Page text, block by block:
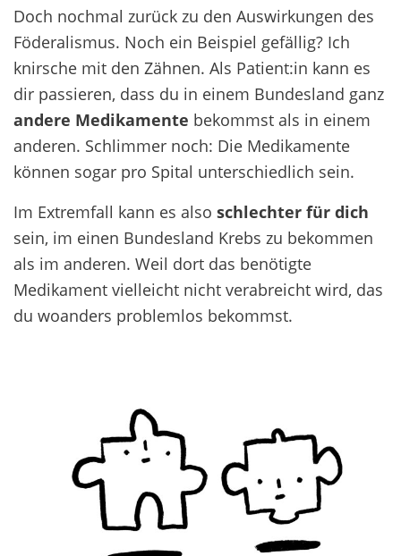
Doch nochmal zurück zu den Auswirkungen des
Föderalismus. Noch ein Beispiel gefällig? Ich
knirsche mit den Zähnen. Als Patient:in kann es
dir passieren, dass du in einem Bundesland ganz
andere Medikamente bekommst als in einem
anderen. Schlimmer noch: Die Medikamente
können sogar pro Spital unterschiedlich sein.
Im Extremfall kann es also schlechter für dich
sein, im einen Bundesland Krebs zu bekommen
als im anderen. Weil dort das benötigte
Medikament vielleicht nicht verabreicht wird, das
du woanders problemlos bekommst.